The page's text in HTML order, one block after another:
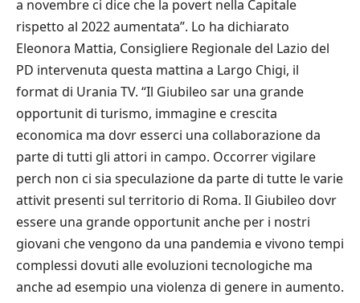
a novembre ci dice che la povert nella Capitale
rispetto al 2022 aumentata”. Lo ha dichiarato
Eleonora Mattia, Consigliere Regionale del Lazio del
PD intervenuta questa mattina a Largo Chigi, il
format di Urania TV. “Il Giubileo sar una grande
opportunit di turismo, immagine e crescita
economica ma dovr esserci una collaborazione da
parte di tutti gli attori in campo. Occorrer vigilare
perch non ci sia speculazione da parte di tutte le varie
attivit presenti sul territorio di Roma. Il Giubileo dovr
essere una grande opportunit anche per i nostri
giovani che vengono da una pandemia e vivono tempi
complessi dovuti alle evoluzioni tecnologiche ma
anche ad esempio una violenza di genere in aumento.